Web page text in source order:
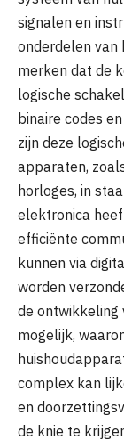
signalen en
onderdelen van
merken dat de
logische
binaire codes
zijn deze
apparaten,
horloges, in
elektronica
efficiënte
kunnen via
worden
de ontwikkeling
mogelijk,
complex kan
en
de knie te